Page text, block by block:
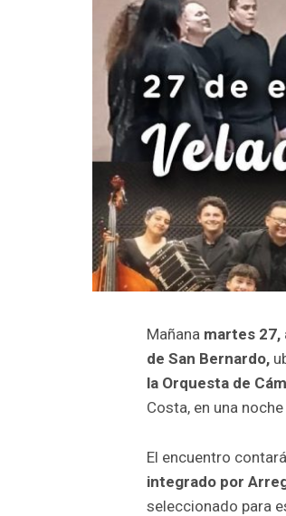
Mañana martes 27,
de San Bernardo,
la Orquesta de
Costa, en una
El encuentro
integrado por
seleccionado para